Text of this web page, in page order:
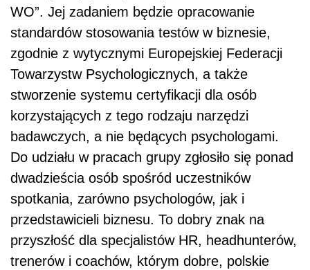
WO”. Jej zadaniem będzie opracowanie
standardów stosowania testów w biznesie,
zgodnie z wytycznymi Europejskiej Federacji
Towarzystw Psychologicznych, a także
stworzenie systemu certyfikacji dla osób
korzystających z tego rodzaju narzędzi
badawczych, a nie będących psychologami.
Do udziału w pracach grupy zgłosiło się ponad
dwadzieścia osób spośród uczestników
spotkania, zarówno psychologów, jak i
przedstawicieli biznesu. To dobry znak na
przyszłość dla specjalistów HR, headhunterów,
trenerów i coachów, którym dobre, polskie